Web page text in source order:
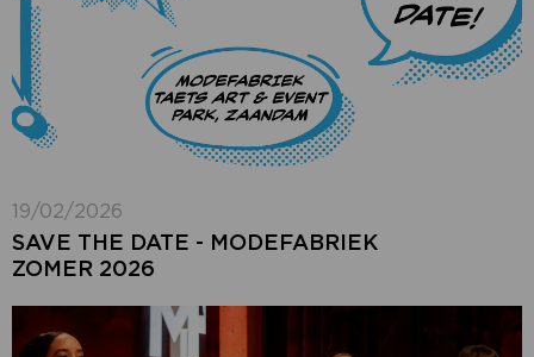
19/02/2026
SAVE THE DATE - MODEFABRIEK
ZOMER 2026